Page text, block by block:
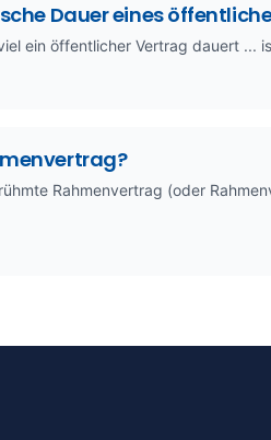
Dauer eines
ein öffentlicher Vertrag dauert ...
Rahmenvertrag (oder